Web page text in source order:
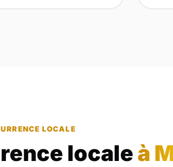
LOCALE
localeà